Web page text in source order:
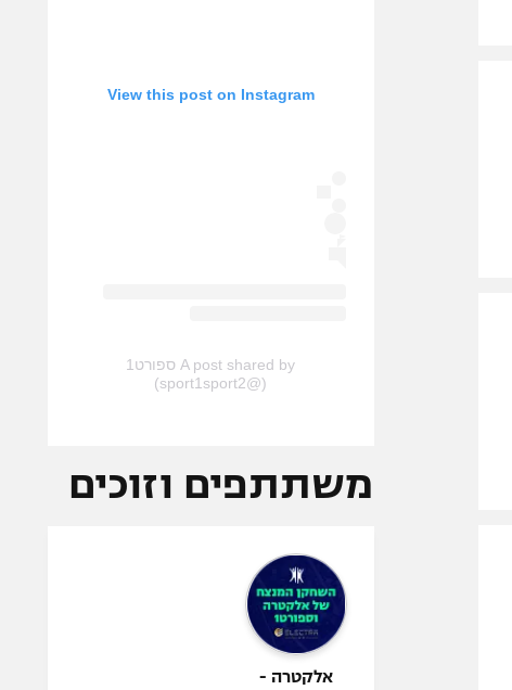
View this post on Instagram
A post shared by ספורט1
(@sport1sport2)
משתתפים וזוכים
אלקטרה -